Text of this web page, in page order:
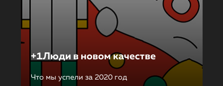
+1Люди в новом качестве
Что мы успели за 2020 год